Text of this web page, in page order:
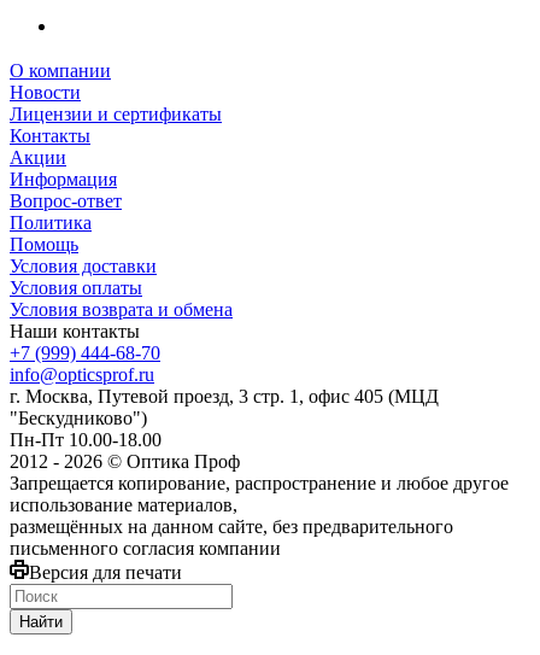
О компании
Новости
Лицензии и сертификаты
Контакты
Акции
Информация
Вопрос-ответ
Политика
Помощь
Условия доставки
Условия оплаты
Условия возврата и обмена
Наши контакты
+7 (999) 444-68-70
info@opticsprof.ru
г. Москва, Путевой проезд, 3 стр. 1, офис 405 (МЦД
"Бескудниково")
Пн-Пт 10.00-18.00
2012 - 2026 © Оптика Проф
Запрещается копирование, распространение и любое другое
использование материалов,
размещённых на данном сайте, без предварительного
письменного согласия компании
Версия для печати
Найти